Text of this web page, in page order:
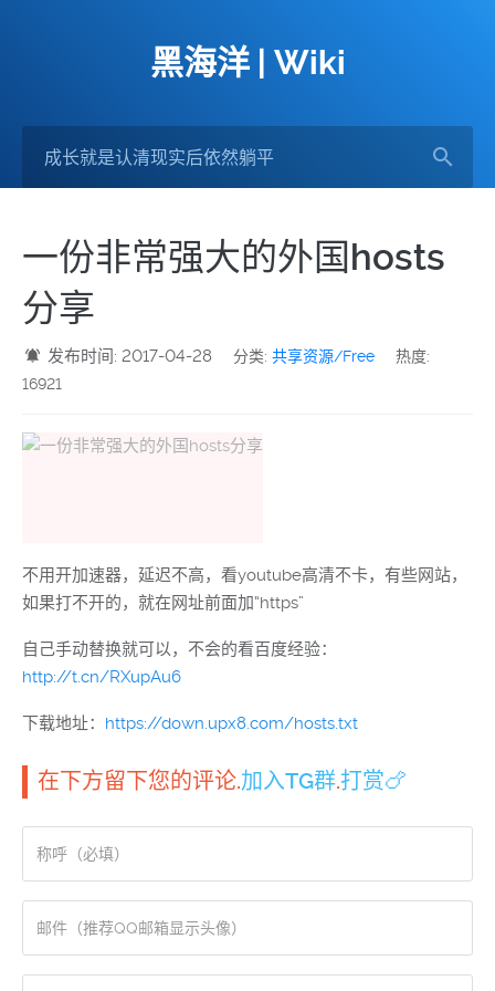
黑海洋 | Wiki
一份非常强大的外国hosts
分享
发布时间: 2017-04-28 分类:共享资源/Free
热度:
16921
不用开加速器，延迟不高，看youtube高清不卡，有些网站，
如果打不开的，就在网址前面加“https”
自己手动替换就可以，不会的看百度经验：
http://t.cn/RXupAu6
下载地址： https://down.upx8.com/hosts.txt
在下方留下您的评论.加入TG群.打赏🍗